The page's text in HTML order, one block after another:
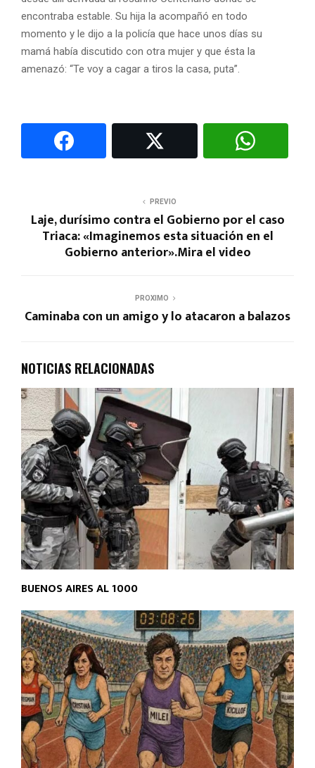
encontraba estable. Su hija la acompañó en todo
momento y le dijo a la policía que hace unos días su
mamá había discutido con otra mujer y que ésta la
amenazó: “Te voy a cagar a tiros la casa, puta”.
PREVIO
Laje, durísimo contra el Gobierno por el caso
Triaca: «Imaginemos esta situación en el
Gobierno anterior».Mira el video
PROXIMO
Caminaba con un amigo y lo atacaron a balazos
NOTICIAS RELACIONADAS
BUENOS AIRES AL 1000